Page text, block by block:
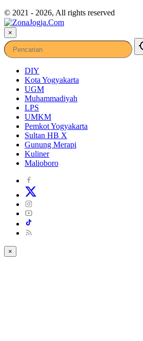
© 2021 - 2026, All rights reserved
×
DIY
Kota Yogyakarta
UGM
Muhammadiyah
LPS
UMKM
Pemkot Yogyakarta
Sultan HB X
Gunung Merapi
Kuliner
Malioboro
×